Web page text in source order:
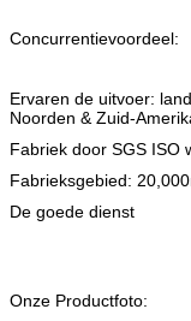
Concurrentievoordeel:
Ervaren de uitvoer:
Noorden & Zuid-
Fabriek door SGS ISO
Fabrieksgebied:
De goede dienst
Onze Productfoto: